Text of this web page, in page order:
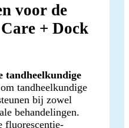
voor de
+ Dock
tandheelkundige
tandheelkundige
bij zowel
behandelingen.
fluorescentie-